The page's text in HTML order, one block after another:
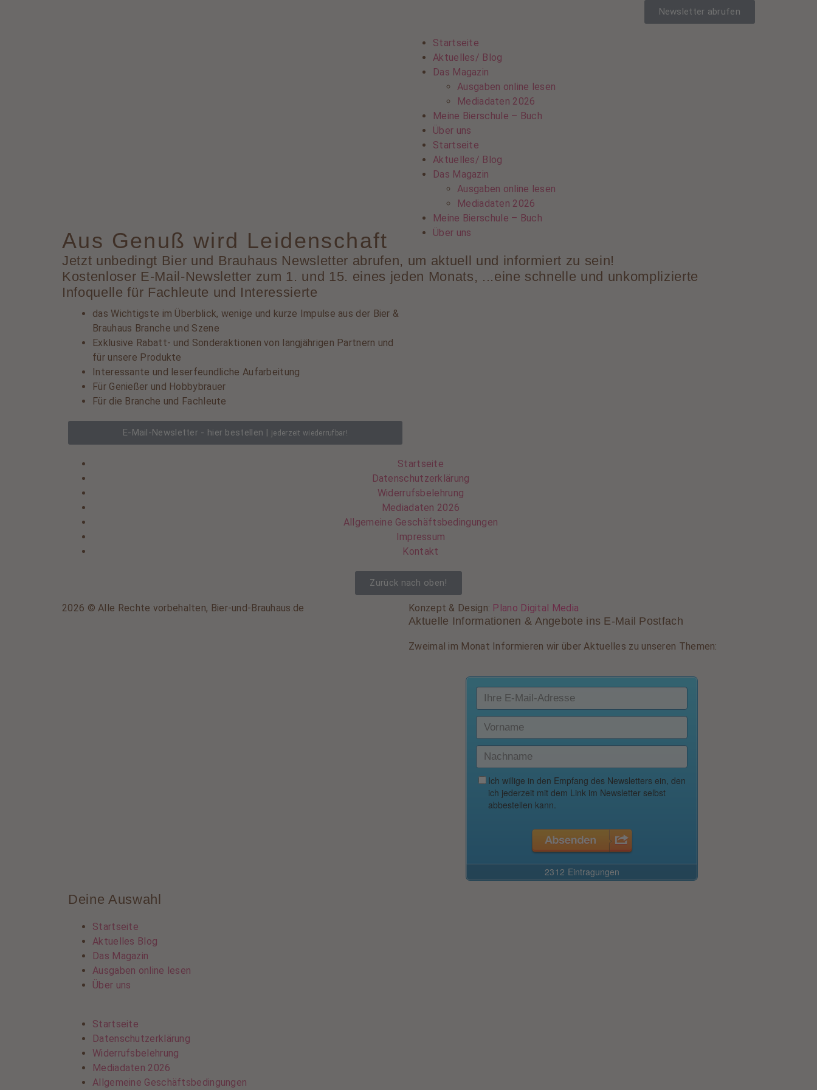
Newsletter abrufen
Startseite
Aktuelles/ Blog
Das Magazin
Ausgaben online lesen
Mediadaten 2026
Meine Bierschule – Buch
Über uns
Startseite
Aktuelles/ Blog
Das Magazin
Ausgaben online lesen
Mediadaten 2026
Meine Bierschule – Buch
Über uns
Aus Genuß wird Leidenschaft
Jetzt unbedingt Bier und Brauhaus Newsletter abrufen, um aktuell und informiert zu sein!
Kostenloser E-Mail-Newsletter zum 1. und 15. eines jeden Monats, ...eine schnelle und unkomplizierte
Infoquelle für Fachleute und Interessierte
das Wichtigste im Überblick, wenige und kurze Impulse aus der Bier &
Brauhaus Branche und Szene
Exklusive Rabatt- und Sonderaktionen von langjährigen Partnern und
für unsere Produkte
Interessante und leserfeundliche Aufarbeitung
Für Genießer und Hobbybrauer
Für die Branche und Fachleute
E-Mail-Newsletter - hier bestellen | jederzeit wiederrufbar!
Startseite
Datenschutzerklärung
Widerrufsbelehrung
Mediadaten 2026
Allgemeine Geschäftsbedingungen
Impressum
Kontakt
Zurück nach oben!
2026 © Alle Rechte vorbehalten, Bier-und-Brauhaus.de Konzept & Design: Plano Digital Media
Aktuelle Informationen & Angebote ins E-Mail Postfach
Zweimal im Monat Informieren wir über Aktuelles zu unseren Themen:
Deine Auswahl
Startseite
Aktuelles Blog
Das Magazin
Ausgaben online lesen
Über uns
Startseite
Datenschutzerklärung
Widerrufsbelehrung
Mediadaten 2026
Allgemeine Geschäftsbedingungen